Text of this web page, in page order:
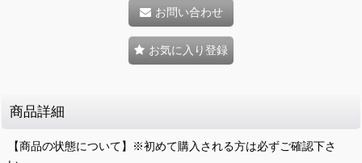
お問い合わせ
お気に入り登録
商品詳細
【商品の状態について】※初めて購入される方は必ずご確認下さ